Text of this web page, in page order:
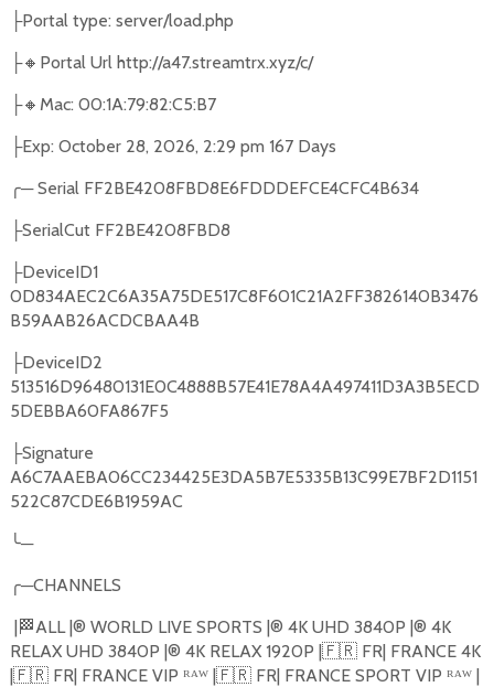
├Portal type: server/load.php
├🔸 Portal Url http://a47.streamtrx.xyz/c/
├🔸 Mac: 00:1A:79:82:C5:B7
├Exp: October 28, 2026, 2:29 pm 167 Days
╭─Serial FF2BE4208FBD8E6FDDDEFCE4CFC4B634
├SerialCut FF2BE4208FBD8
├DeviceID1
0D834AEC2C6A35A75DE517C8F601C21A2FF3826140B3476
B59AAB26ACDCBAA4B
├DeviceID2
513516D96480131E0C4888B57E41E78A4A497411D3A3B5ECD
5DEBBA60FA867F5
├Signature
A6C7AAEBA06CC234425E3DA5B7E5335B13C99E7BF2D1151
522C87CDE6B1959AC
╰─
╭─CHANNELS
| 🏁ALL |®️ WORLD LIVE SPORTS |®️ 4K UHD 3840P |®️ 4K
RELAX UHD 3840P |®️ 4K RELAX 1920P |🇫🇷FR| FRANCE 4K
|🇫🇷FR| FRANCE VIP ᴿᴬᵂ |🇫🇷FR| FRANCE SPORT VIP ᴿᴬᵂ |